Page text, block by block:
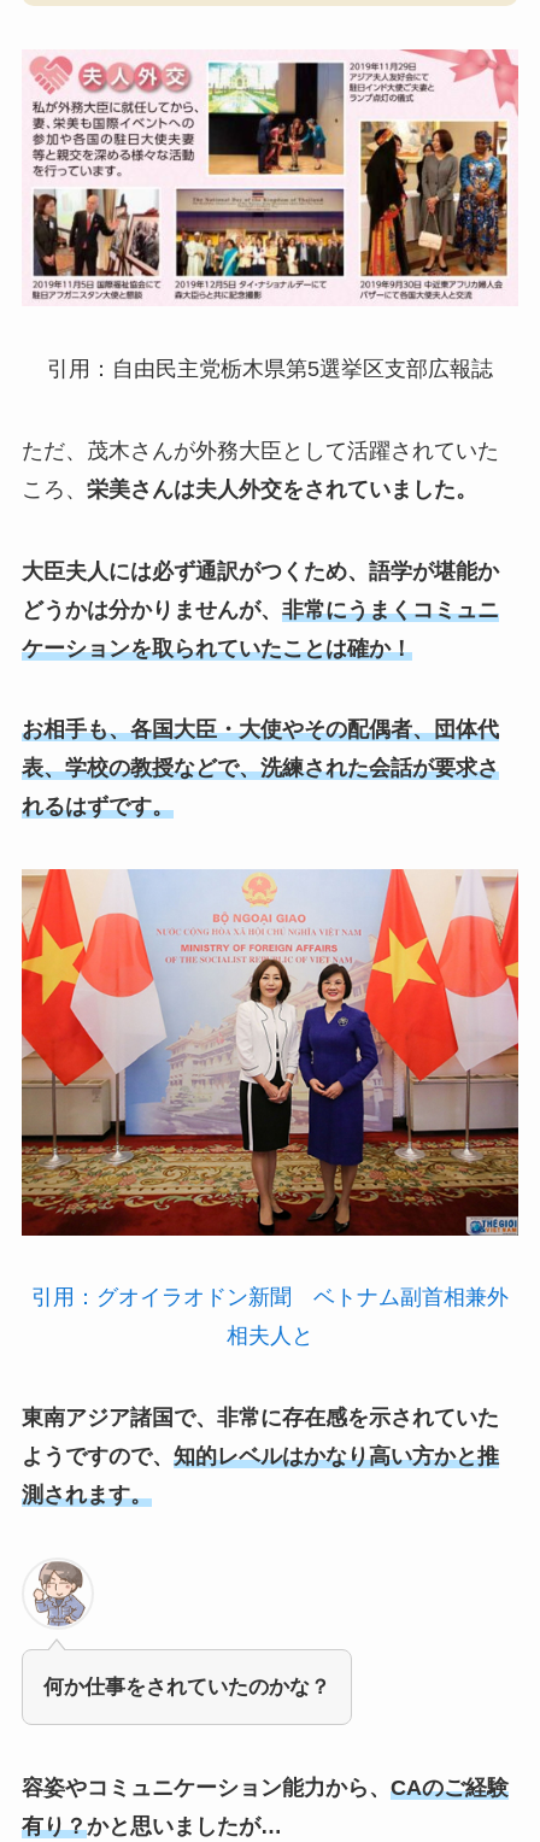
引用：自由民主党栃木県第5選挙区支部広報誌
ただ、茂木さんが外務大臣として活躍されていた
ころ、 栄美さんは夫人外交をされていました。
大臣夫人には必ず通訳がつくため、語学が堪能か
どうかは分かりませんが、 非常にうまくコミュニ
ケーションを取られていたことは確か！
お相手も、各国大臣・大使やその配偶者、団体代
表、学校の教授などで、洗練された会話が要求さ
れるはずです。
引用：グオイラオドン新聞 ベトナム副首相兼外
相夫人と
東南アジア諸国で、非常に存在感を示されていた
ようですので、 知的レベルはかなり高い方かと推
測されます。
何か仕事をされていたのかな？
容姿やコミュニケーション能力から、 CAのご経験
有り？かと思いましたが…